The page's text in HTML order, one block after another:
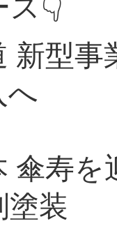
新型
へ
傘寿
装